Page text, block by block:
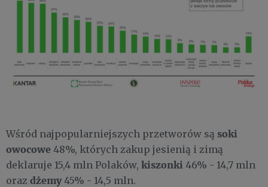
Wśród najpopularniejszych przetworów są soki
owocowe 48%, których zakup jesienią i zimą
deklaruje 15,4 mln Polaków, kiszonki 46% - 14,7 mln
oraz dżemy 45% - 14,5 mln.